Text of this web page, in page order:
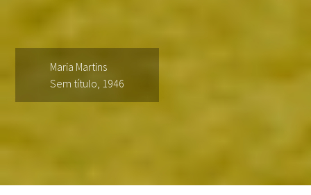
Maria Martins
Sem título, 1946